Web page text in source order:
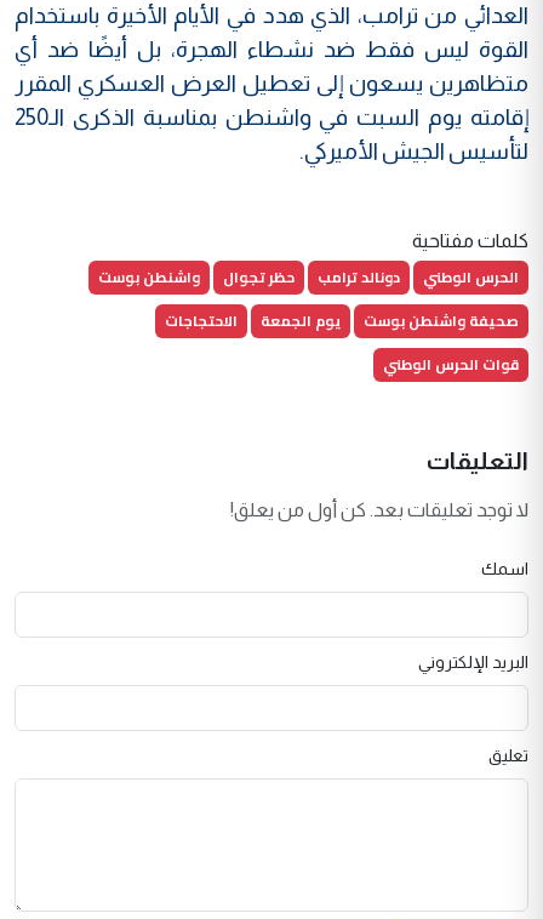
العدائي من ترامب، الذي هدد في الأيام الأخيرة باستخدام
القوة ليس فقط ضد نشطاء الهجرة، بل أيضًا ضد أي
متظاهرين يسعون إلى تعطيل العرض العسكري المقرر
إقامته يوم السبت في واشنطن بمناسبة الذكرى الـ250
لتأسيس الجيش الأميركي.
كلمات مفتاحية
الحرس الوطني دونالد ترامب حظر تجوال
واشنطن بوست
صحيفة واشنطن بوست
يوم الجمعة
الاحتجاجات
قوات الحرس الوطني
التعليقات
لا توجد تعليقات بعد. كن أول من يعلق!
اسمك
البريد الإلكتروني
تعليق